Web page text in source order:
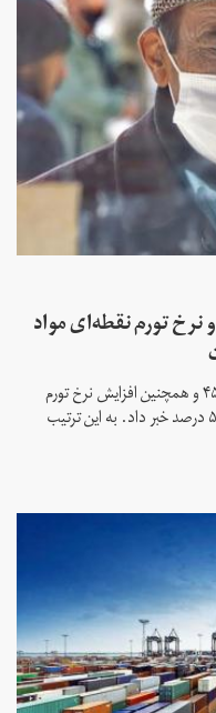
مرکز آمار: نرخ تورم سالانه به ۴۵/۲ و نرخ تورم نقطه‌ای مواد
مرکز آمار ایران از افزایش نرخ تورم سالانه به ۴۵/۲ و همچنین افزایش نرخ تورم
نقطه به نقطه مواد خوراکی در مرداد ماه به ۵۸/۴ درصد خبر داد. به این ترتیب